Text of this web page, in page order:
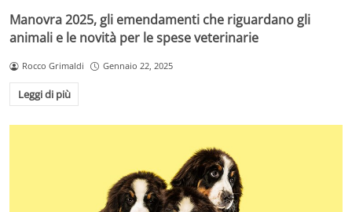
Manovra 2025, gli emendamenti che riguardano gli
animali e le novità per le spese veterinarie
Rocco Grimaldi Gennaio 22, 2025
Leggi di più